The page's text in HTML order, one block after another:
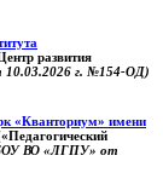
развития
г. №154-ОД)
«Кванториум» имени
ВО «ЛГПУ» от